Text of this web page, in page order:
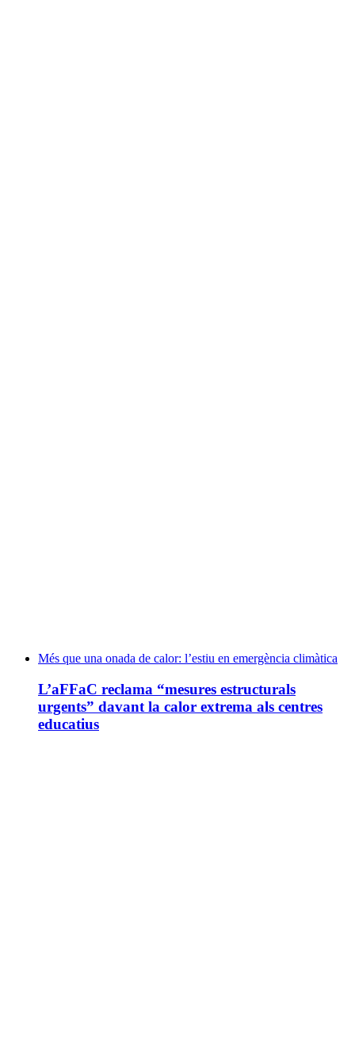
Més que una onada de calor: l’estiu en emergència climàtica
L’aFFaC reclama “mesures estructurals
urgents” davant la calor extrema als centres
educatius